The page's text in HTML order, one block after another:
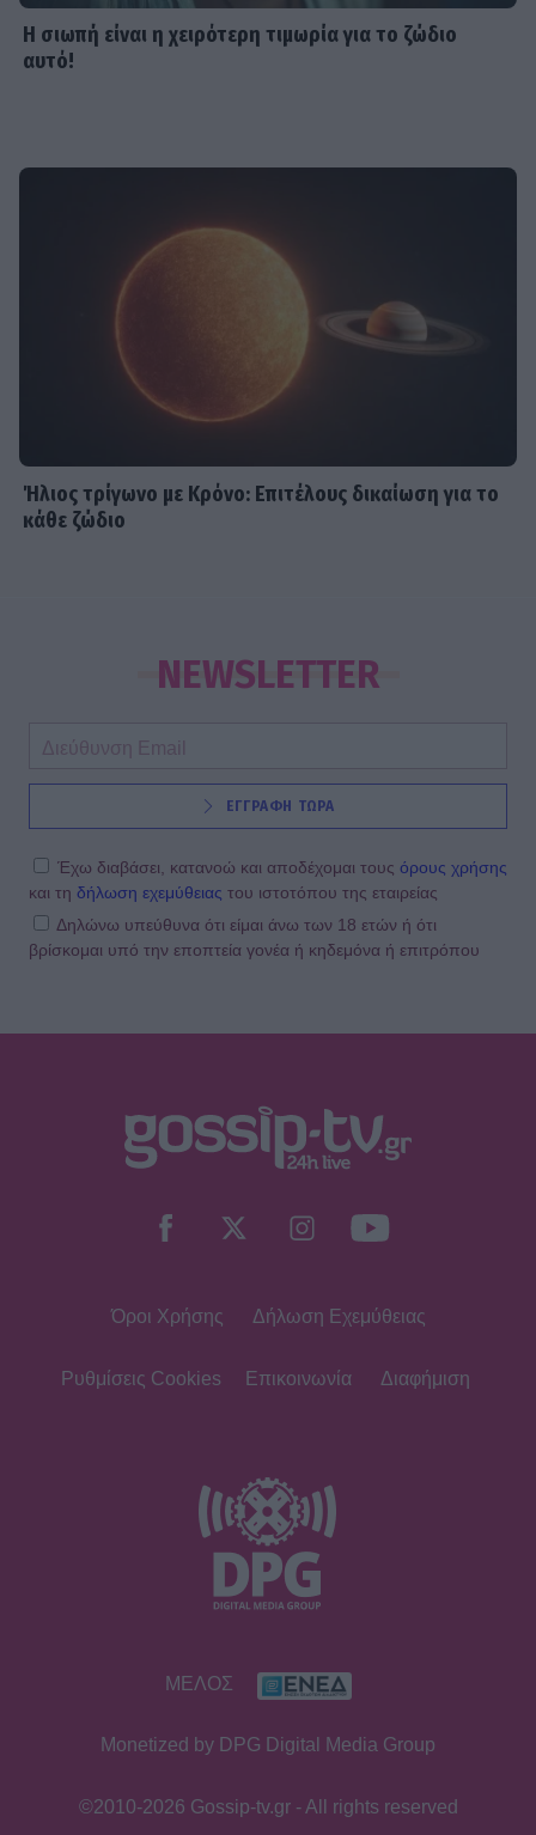
Η σιωπή είναι η χειρότερη τιμωρία για το ζώδιο
αυτό!
Ήλιος τρίγωνο με Κρόνο: Επιτέλους δικαίωση για το
κάθε ζώδιο
NEWSLETTER
ΕΓΓΡΑΦΗ ΤΩΡΑ
Έχω διαβάσει, κατανοώ και αποδέχομαι τους όρους χρήσης
και τη δήλωση εχεμύθειας του ιστοτόπου της εταιρείας
Δηλώνω υπεύθυνα ότι είμαι άνω των 18 ετών ή ότι
βρίσκομαι υπό την εποπτεία γονέα ή κηδεμόνα ή επιτρόπου
Όροι Χρήσης Δήλωση Εχεμύθειας
Ρυθμίσεις Cookies Επικοινωνία Διαφήμιση
ΜΕΛΟΣ
Monetized by DPG Digital Media Group
©2010-2026 Gossip-tv.gr - All rights reserved